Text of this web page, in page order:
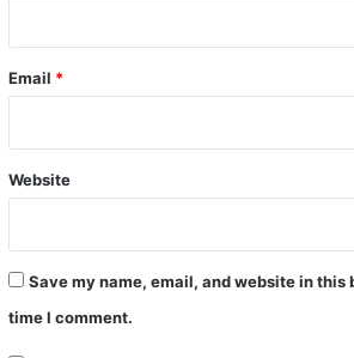
Email *
Website
Save my name, email, and website in this
time I comment.